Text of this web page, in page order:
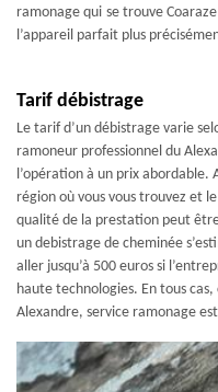
ramonage qui se trouve
l’appareil parfait plus
Tarif débistrage
Le tarif d’un débistrage varie
ramoneur professionnel du
l’opération à un prix abordable.
région où vous vous trouvez et
qualité de la prestation peut
un debistrage de cheminée
aller jusqu’à 500 euros si
haute technologies. En tous
Alexandre, service ramonage